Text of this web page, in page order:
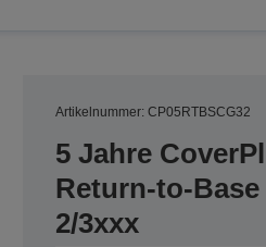
Artikelnummer: CP05RTBSCG32
5 Jahre
Return-to-
2/3xxx